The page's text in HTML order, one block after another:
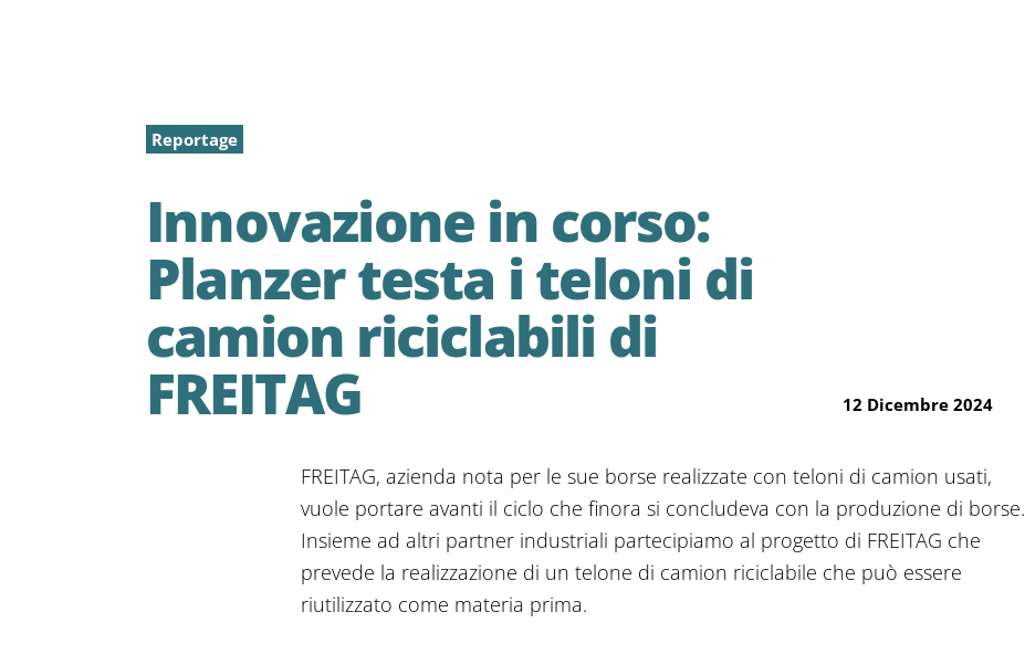
Reportage
Innovazione in corso:
Planzer testa i teloni di
camion riciclabili di
FREITAG 12 Dicembre 2024
FREITAG, azienda nota per le sue borse realizzate con teloni di camion usati,
vuole portare avanti il ciclo che finora si concludeva con la produzione di borse.
Insieme ad altri partner industriali partecipiamo al progetto di FREITAG che
prevede la realizzazione di un telone di camion riciclabile che può essere
riutilizzato come materia prima.